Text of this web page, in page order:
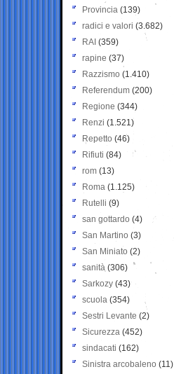
Provincia (139)
radici e valori (3.682)
RAI (359)
rapine (37)
Razzismo (1.410)
Referendum (200)
Regione (344)
Renzi (1.521)
Repetto (46)
Rifiuti (84)
rom (13)
Roma (1.125)
Rutelli (9)
san gottardo (4)
San Martino (3)
San Miniato (2)
sanità (306)
Sarkozy (43)
scuola (354)
Sestri Levante (2)
Sicurezza (452)
sindacati (162)
Sinistra arcobaleno (11)